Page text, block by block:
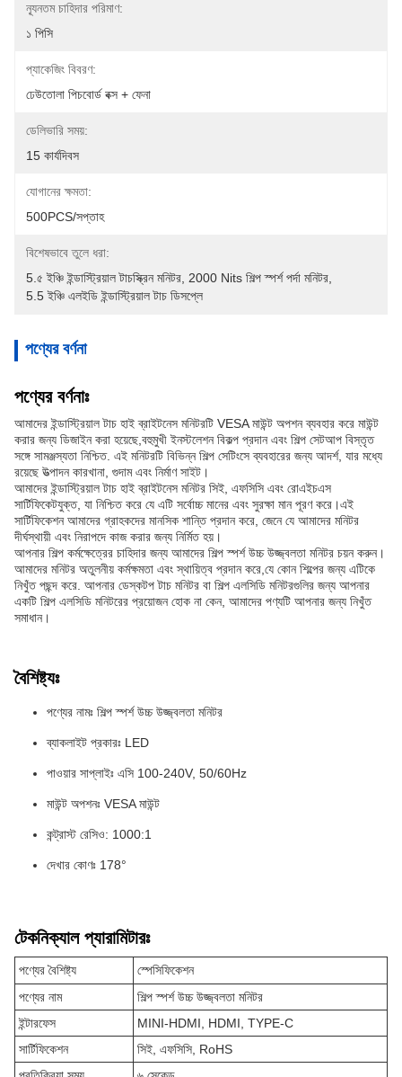
ন্যূনতম চাহিদার পরিমাণ:
১ পিসি
প্যাকেজিং বিবরণ:
ঢেউতোলা পিচবোর্ড বক্স + ফেনা
ডেলিভারি সময়:
15 কার্যদিবস
যোগানের ক্ষমতা:
500PCS/সপ্তাহ
বিশেষভাবে তুলে ধরা:
5.৫ ইঞ্চি ইন্ডাস্ট্রিয়াল টাচস্ক্রিন মনিটর 2000 Nits শিল্প স্পর্শ পর্দা মনিটর
5.5 ইঞ্চি এলইডি ইন্ডাস্ট্রিয়াল টাচ ডিসপ্লে
পণ্যের বর্ণনা
পণ্যের বর্ণনাঃ
আমাদের ইন্ডাস্ট্রিয়াল টাচ হাই ব্রাইটনেস মনিটরটি VESA মাউন্ট অপশন ব্যবহার করে মাউন্ট
করার জন্য ডিজাইন করা হয়েছে,বহুমুখী ইনস্টলেশন বিকল্প প্রদান এবং শিল্প সেটআপ বিস্তৃত
সঙ্গে সামঞ্জস্যতা নিশ্চিত. এই মনিটরটি বিভিন্ন শিল্প সেটিংসে ব্যবহারের জন্য আদর্শ, যার মধ্যে
রয়েছে উত্পাদন কারখানা, গুদাম এবং নির্মাণ সাইট।
আমাদের ইন্ডাস্ট্রিয়াল টাচ হাই ব্রাইটনেস মনিটর সিই, এফসিসি এবং রোএইচএস
সার্টিফিকেটযুক্ত, যা নিশ্চিত করে যে এটি সর্বোচ্চ মানের এবং সুরক্ষা মান পূরণ করে।এই
সার্টিফিকেশন আমাদের গ্রাহকদের মানসিক শান্তি প্রদান করে, জেনে যে আমাদের মনিটর
দীর্ঘস্থায়ী এবং নিরাপদে কাজ করার জন্য নির্মিত হয়।
আপনার শিল্প কর্মক্ষেত্রের চাহিদার জন্য আমাদের শিল্প স্পর্শ উচ্চ উজ্জ্বলতা মনিটর চয়ন করুন।
আমাদের মনিটর অতুলনীয় কর্মক্ষমতা এবং স্থায়িত্ব প্রদান করে,যে কোন শিল্পের জন্য এটিকে
নিখুঁত পছন্দ করে. আপনার ডেস্কটপ টাচ মনিটর বা শিল্প এলসিডি মনিটরগুলির জন্য আপনার
একটি শিল্প এলসিডি মনিটরের প্রয়োজন হোক না কেন, আমাদের পণ্যটি আপনার জন্য নিখুঁত
সমাধান।
বৈশিষ্ট্যঃ
পণ্যের নামঃ শিল্প স্পর্শ উচ্চ উজ্জ্বলতা মনিটর
ব্যাকলাইট প্রকারঃ LED
পাওয়ার সাপ্লাইঃ এসি 100-240V, 50/60Hz
মাউন্ট অপশনঃ VESA মাউন্ট
কন্ট্রাস্ট রেসিও: 1000:1
দেখার কোণঃ 178°
টেকনিক্যাল প্যারামিটারঃ
পণ্যের বৈশিষ্ট্য
স্পেসিফিকেশন
পণ্যের নাম
শিল্প স্পর্শ উচ্চ উজ্জ্বলতা মনিটর
ইন্টারফেস
MINI-HDMI, HDMI, TYPE-C
সার্টিফিকেশন
সিই, এফসিসি, RoHS